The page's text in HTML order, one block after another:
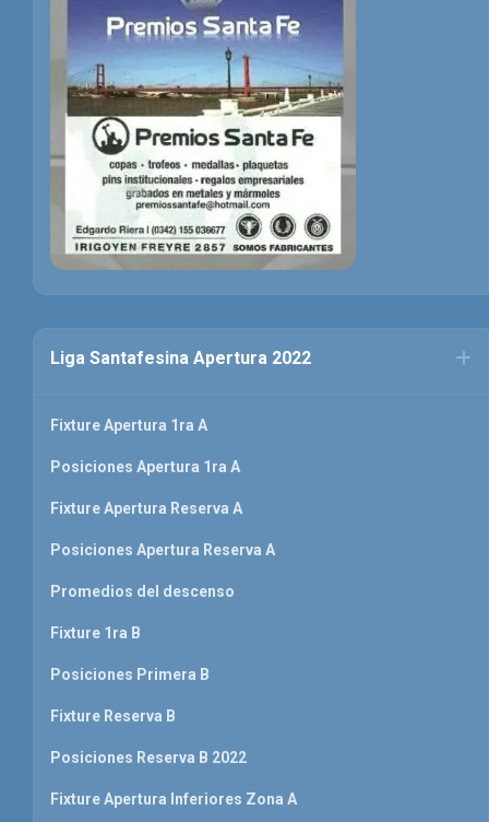
Liga Santafesina Apertura 2022
Fixture Apertura 1ra A
Posiciones Apertura 1ra A
Fixture Apertura Reserva A
Posiciones Apertura Reserva A
Promedios del descenso
Fixture 1ra B
Posiciones Primera B
Fixture Reserva B
Posiciones Reserva B 2022
Fixture Apertura Inferiores Zona A